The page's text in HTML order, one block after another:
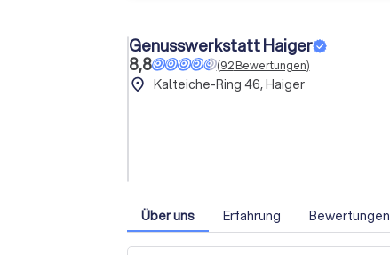
Genusswerkstatt Haiger
8,8
(92Bewertungen)
place Kalteiche-Ring 46, Haiger
Über uns Erfahrung Bewertungen